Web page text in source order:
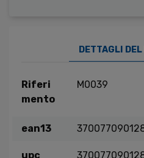
DETTAGLI
Riferi
mento
M0039
ean13
upc